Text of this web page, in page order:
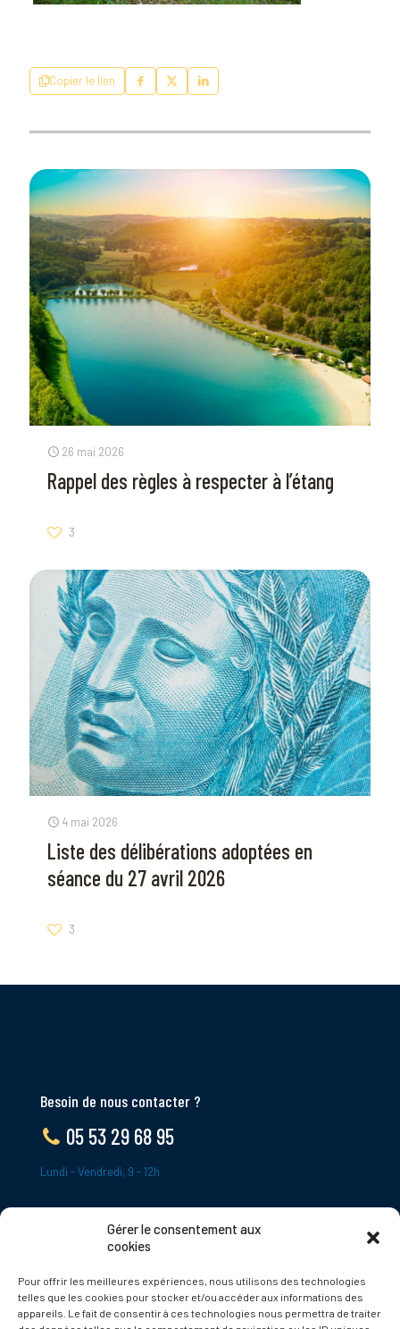
Gérer le consentement aux
cookies
Pour offrir les meilleures expériences, nous utilisons des technologies
telles que les cookies pour stocker et/ou accéder aux informations des
appareils. Le fait de consentir à ces technologies nous permettra de traiter
Copier le lien
26 mai 2026
Rappel des règles à respecter à l’étang
3
4 mai 2026
Liste des délibérations adoptées en
séance du 27 avril 2026
3
Besoin de nous contacter ?
05 53 29 68 95
Lundi - Vendredi, 9 - 12h
24620 Tamniès
France